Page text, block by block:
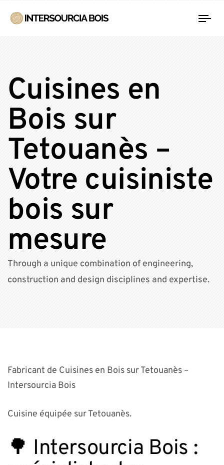
Cuisines en
Bois sur
Tetouanès –
Votre cuisiniste
bois sur
mesure
Through a unique combination of engineering,
construction and design disciplines and expertise.
Fabricant de Cuisines en Bois sur Tetouanès –
Intersourcia Bois
Cuisine équipée sur Tetouanès.
🌳 Intersourcia Bois :